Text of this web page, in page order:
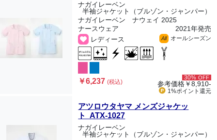
ナガイレーベン
半袖ジャケット（ブルゾン・ジャンパー）
ナガイレーベン ナウェイ 2025
ナースウェア
2021年発売
レディース
All オールシーズン
￥6,237(税込)
30% OFF
参考価格￥8,910-
1%ポイント 還元
アツロウタヤマ メンズジャケッ
ト ATX-1027
ナガイレーベン
半袖ジャケット（ブルゾン・ジャンパー）